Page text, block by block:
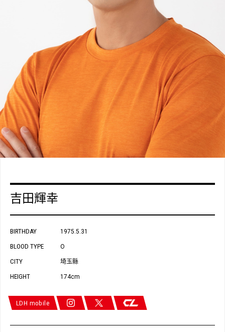
吉田輝幸
BIRTHDAY 1975.5.31
BLOOD TYPE O
CITY 埼玉縣
HEIGHT 174cm
LDH mobile